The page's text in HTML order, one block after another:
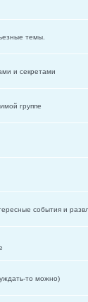
темы.
и секретами
группе
события и
то можно)